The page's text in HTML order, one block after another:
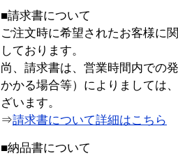
■請求書について
ご注文時に希望されたお客様に
しております。
尚、請求書は、営業時間内での
かかる場合等）によりましては
ざいます。
⇒請求書について詳細はこちら
■納品書について